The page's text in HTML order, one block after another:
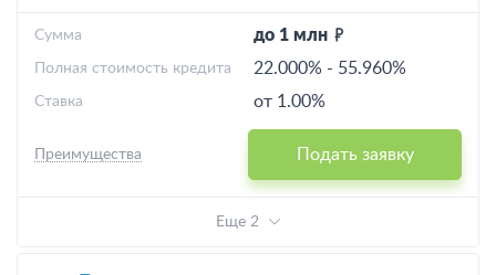
до 1 млн
Cумма
22.000% - 55.960%
Полная стоимость кредита
от 1.00%
Ставка
Подать заявку
Преимущества
Еще 2